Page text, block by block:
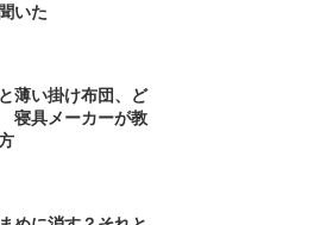
いた
薄い掛け布団、ど
寝具メーカーが教